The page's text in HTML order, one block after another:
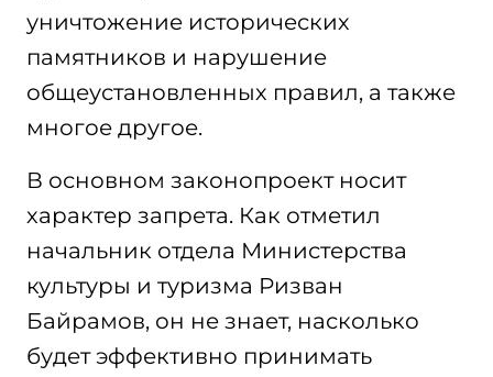
уничтожение исторических
памятников и нарушение
общеустановленных правил, а также
многое другое.
В основном законопроект носит
характер запрета. Как отметил
начальник отдела Министерства
культуры и туризма Ризван
Байрамов, он не знает, насколько
будет эффективно принимать